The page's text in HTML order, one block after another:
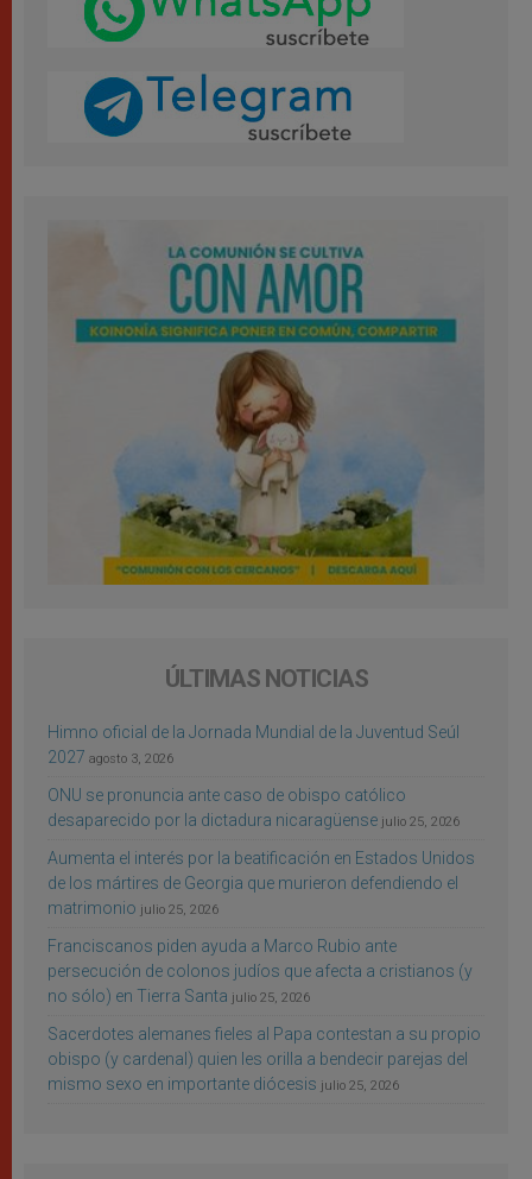
ÚLTIMAS NOTICIAS
Himno oficial de la Jornada Mundial de la Juventud Seúl
2027 agosto 3, 2026
ONU se pronuncia ante caso de obispo católico
desaparecido por la dictadura nicaragüense julio 25, 2026
Aumenta el interés por la beatificación en Estados Unidos
de los mártires de Georgia que murieron defendiendo el
matrimonio julio 25, 2026
Franciscanos piden ayuda a Marco Rubio ante
persecución de colonos judíos que afecta a cristianos (y
no sólo) en Tierra Santa julio 25, 2026
Sacerdotes alemanes fieles al Papa contestan a su propio
obispo (y cardenal) quien les orilla a bendecir parejas del
mismo sexo en importante diócesis julio 25, 2026